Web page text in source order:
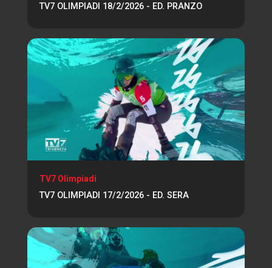
TV7 OLIMPIADI 18/2/2026 - ED. PRANZO
TV7 Olimpiadi
TV7 OLIMPIADI 17/2/2026 - ED. SERA